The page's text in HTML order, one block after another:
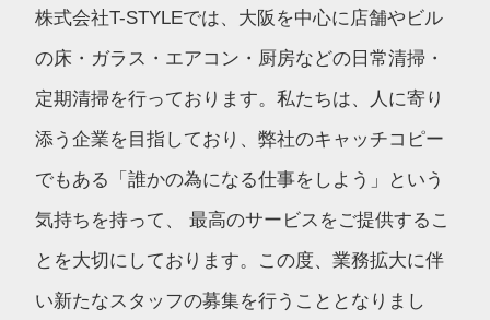
株式会社T-STYLEでは、大阪を中心に店舗やビル
の床・ガラス・エアコン・厨房などの日常清掃・
定期清掃を行っております。私たちは、人に寄り
添う企業を目指しており、弊社のキャッチコピー
でもある「誰かの為になる仕事をしよう」という
気持ちを持って、 最高のサービスをご提供するこ
とを大切にしております。この度、業務拡大に伴
い新たなスタッフの募集を行うこととなりまし